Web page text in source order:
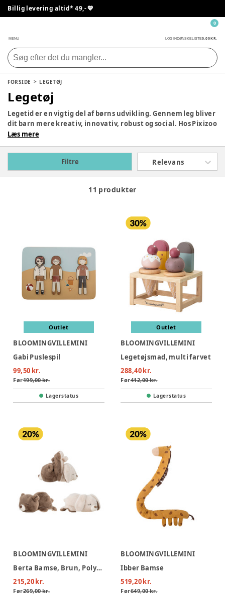
Billig levering altid* 49,- 💙
MENU LOG INDØNSKELISTE0,00 KR.
0
FORSIDE LEGETØJ
Legetøj
Legetid er en vigtig del af børns udvikling. Gennem leg bliver
dit barn mere kreativ, innovativ, robust og social. Hos Pixizoo
har vi samlet det bedste legetøj til både babyer og børn.
barn her.
Læs mere
Filtre Relevans
11 produkter
Outlet
BLOOMINGVILLEMINI
Gabi Puslespil
99,50 kr.
Før199,00 kr.
Lagerstatus
Outlet
BLOOMINGVILLEMINI
Legetøjsmad, multi farvet
288,40 kr.
Før412,00 kr.
Lagerstatus
BLOOMINGVILLEMINI
Berta Bamse, Brun, Polyester
215,20 kr.
Før269,00 kr.
BLOOMINGVILLEMINI
Ibber Bamse
519,20 kr.
Før649,00 kr.